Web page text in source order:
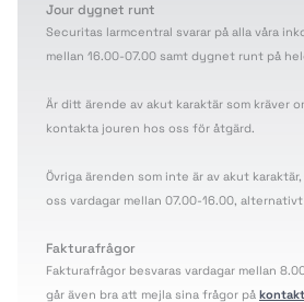
Jour dygnet runt
Securitas larmcentral svarar på alla våra
mellan 16.00-07.00 samt dygnet runt på
Är ditt ärende av akut karaktär som kräver
kontakta jouren hos oss för åtgärd.
Övriga ärenden som inte är av akut
oss vardagar mellan 07.00-16.00,
Fakturafrågor
Fakturafrågor besvaras vardagar mellan
går även bra att mejla sina frågor på